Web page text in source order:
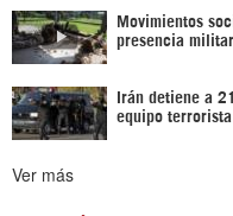
Movimientos
presencia militar
Irán detiene a
equipo terrorista
Ver más